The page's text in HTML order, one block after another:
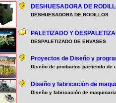
DESHUESADORA DE
DESHUESADORA DE RODILLOS
PALETIZADO Y
DESPALETIZADO DE ENVASES
Proyectos de Diseño y
Diseño de productos partiendo de
Diseño y fabricación de
Diseño y fabricación de